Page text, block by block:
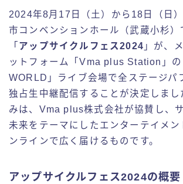
2024年8月17日（土）から18日（日
市コンベンションホール（武蔵小杉）
「 アップサイクルフェス2024 」が、
ットフォーム「Vma plus Station」
WORLD」ライブ会場で全ステージパ
独占生中継配信することが決定しまし
みは、Vma plus株式会社が協賛し、
未来をテーマにしたエンターテイメン
ンラインで広く届けるものです。
アップサイクルフェス2024の概要